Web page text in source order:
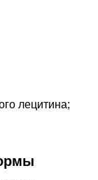
лецитина;